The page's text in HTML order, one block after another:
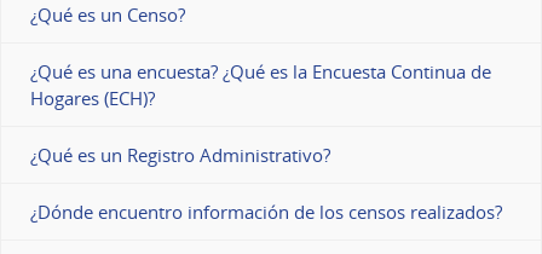
¿Qué es un Censo?
¿Qué es una encuesta? ¿Qué es la Encuesta Continua de
Hogares (ECH)?
¿Qué es un Registro Administrativo?
¿Dónde encuentro información de los censos realizados?